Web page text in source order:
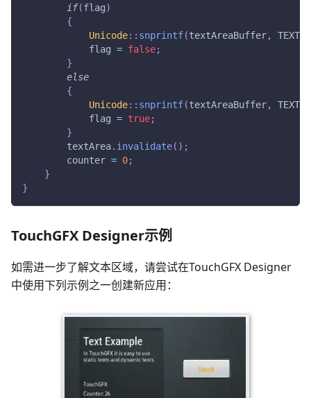
if(flag)
{
Unicode:: snprintf(textAreaBuffer,
            flag
= false;
}
else
{
Unicode:: snprintf(textAreaBuffer,
            flag
= true;
}
        textArea
. invalidate( ) ;
        counter
= 0;
}
}
TouchGFX Designer示例
如需进一步了解文本区域，请尝试在TouchGFX Designer
中使用下列示例之一创建新应用：